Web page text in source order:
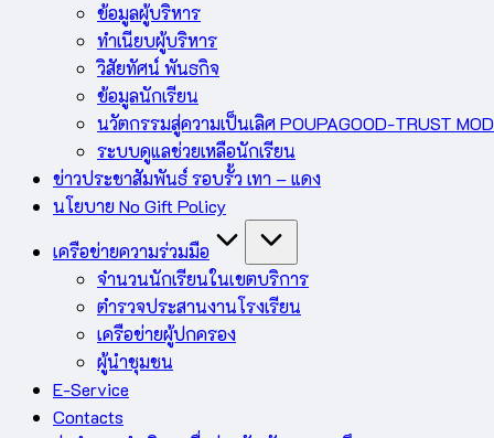
ข้อมูลผู้บริหาร
ทำเนียบผู้บริหาร
วิสัยทัศน์ พันธกิจ
ข้อมูลนักเรียน
นวัตกรรมสู่ความเป็นเลิศ POUPAGOOD-TRUST
ระบบดูแลช่วยเหลือนักเรียน
ข่าวประชาสัมพันธ์ รอบรั้ว เทา – แดง
นโยบาย No Gift Policy
เครือข่ายความร่วมมือ
จำนวนนักเรียนในเขตบริการ
ตำรวจประสานงานโรงเรียน
เครือข่ายผู้ปกครอง
ผู้นำชุมชน
E-Service
Contacts